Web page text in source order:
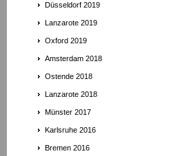
Düsseldorf 2019
Lanzarote 2019
Oxford 2019
Amsterdam 2018
Ostende 2018
Lanzarote 2018
Münster 2017
Karlsruhe 2016
Bremen 2016